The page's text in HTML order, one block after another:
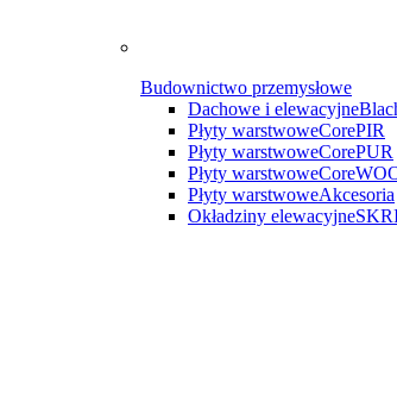
Budownictwo przemysłowe
Dachowe i elewacyjne
Płyty warstwoweCorePIR
Płyty warstwoweCorePUR
Płyty warstwowe
Płyty warstwoweAkcesoria
Okładziny elewacyjne